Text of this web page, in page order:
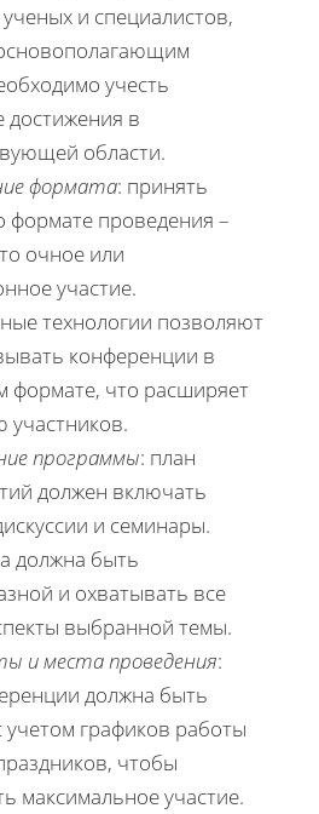
и специалистов,
учесть
достижения в
области.
формата: принять
формате проведения –
очное или
участие.
технологии позволяют
конференции в
формате, что расширяет
участников.
программы: план
должен включать
и семинары.
должна быть
и охватывать все
выбранной темы.
и места проведения:
должна быть
графиков работы
чтобы
максимальное участие.